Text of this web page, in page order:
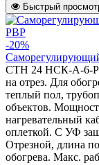
Быстрый
-20%
СТН 24 НСК-А-6-
на отрез. Для
теплый пол,
объектов.
нагревательный
оплеткой. С УФ
Отрезной, длина
обогрева. Макс.